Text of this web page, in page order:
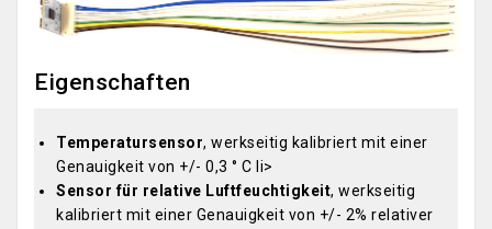
Eigenschaften
Temperatursensor, werkseitig kalibriert mit einer
Genauigkeit von +/- 0,3 ° C li>
Sensor für relative Luftfeuchtigkeit, werkseitig
kalibriert mit einer Genauigkeit von +/- 2% relativer